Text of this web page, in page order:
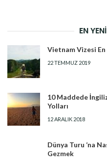
EN
Vietnam Vizesi En
22 TEMMUZ 2019
10 Maddede
Yolları
12 ARALIK 2018
Dünya Turu ‘na
Gezmek